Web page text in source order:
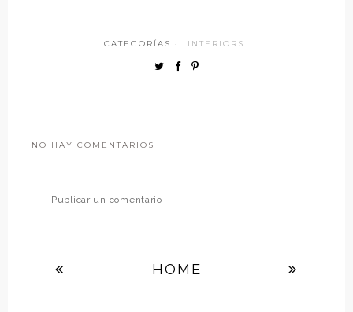
CATEGORÍAS · INTERIORS
NO HAY COMENTARIOS
Publicar un comentario
HOME